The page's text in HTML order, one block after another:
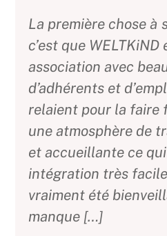
La première chose à
c’est que WELTKiND
association avec
d’adhérents et
relaient pour la faire
une atmosphère de
et accueillante ce
intégration très
vraiment été
manque […]